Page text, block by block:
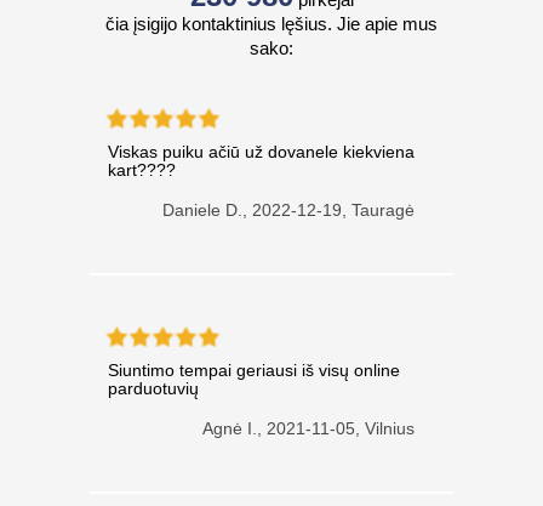
čia įsigijo kontaktinius lęšius. Jie apie mus
sako:
Viskas puiku ačiū už dovanele kiekviena
kart????
Daniele D., 2022-12-19, Tauragė
Siuntimo tempai geriausi iš visų online
parduotuvių
Agnė I., 2021-11-05, Vilnius